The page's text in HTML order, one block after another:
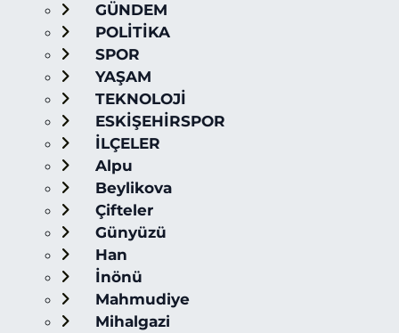
GÜNDEM
POLİTİKA
SPOR
YAŞAM
TEKNOLOJİ
ESKİŞEHİRSPOR
İLÇELER
Alpu
Beylikova
Çifteler
Günyüzü
Han
İnönü
Mahmudiye
Mihalgazi